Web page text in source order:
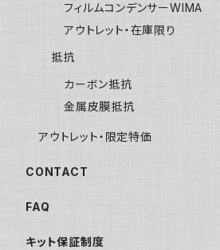
フィルムコンデンサーWIMA
アウトレット・在庫限り
抵抗
カーボン抵抗
金属皮膜抵抗
アウトレット・限定特価
CONTACT
FAQ
キット保証制度